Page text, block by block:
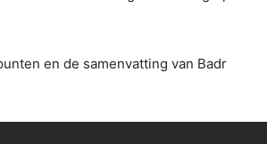
en de samenvatting van Badr